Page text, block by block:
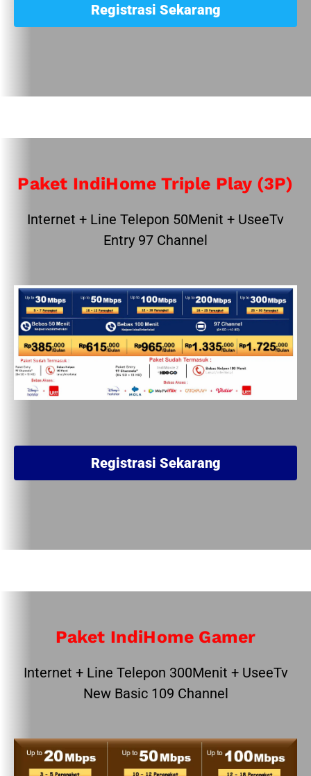
Registrasi Sekarang
Paket IndiHome Triple Play (3P)
Internet + Line Telepon 50Menit + UseeTv
Entry 97 Channel
Registrasi Sekarang
Paket IndiHome Gamer
Internet + Line Telepon 300Menit + UseeTv
New Basic 109 Channel